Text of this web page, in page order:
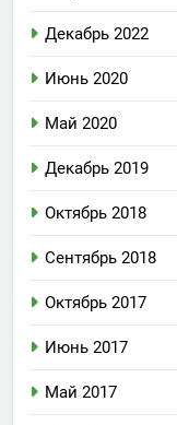
Декабрь 2022
Июнь 2020
Май 2020
Декабрь 2019
Октябрь 2018
Сентябрь 2018
Октябрь 2017
Июнь 2017
Май 2017